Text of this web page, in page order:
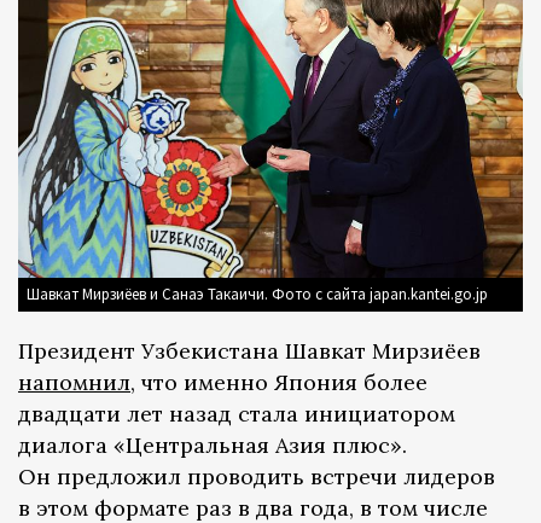
Шавкат Мирзиёев и Санаэ Такаичи. Фото с сайта japan.kantei.go.jp
Президент Узбекистана Шавкат Мирзиёев
напомнил, что именно Япония более
двадцати лет назад стала инициатором
диалога «Центральная Азия плюс».
Он предложил проводить встречи лидеров
в этом формате раз в два года, в том числе